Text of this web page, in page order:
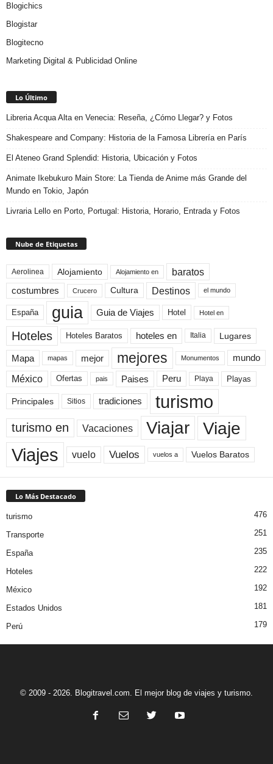
Blogichics
Blogistar
Blogitecno
Marketing Digital & Publicidad Online
Lo Último
Libreria Acqua Alta en Venecia: Reseña, ¿Cómo Llegar? y Fotos
Shakespeare and Company: Historia de la Famosa Librería en París
El Ateneo Grand Splendid: Historia, Ubicación y Fotos
Animate Ikebukuro Main Store: La Tienda de Anime más Grande del
Mundo en Tokio, Japón
Livraria Lello en Porto, Portugal: Historia, Horario, Entrada y Fotos
Nube de Etiquetas
Aerolinea Alojamiento Alojamiento en baratos
costumbres Crucero Cultura Destinos el mundo
España guia Guia de Viajes Hotel Hotel en
Hoteles Hoteles Baratos hoteles en Italia Lugares
Mapa mapas mejor mejores Monumentos mundo
México Ofertas pais Paises Peru Playa Playas
Principales Sitios tradiciones turismo
turismo en Vacaciones Viajar Viaje
Viajes vuelo Vuelos vuelos a Vuelos Baratos
Lo Más Destacado
turismo 476
Transporte 251
España 235
Hoteles 222
México 192
Estados Unidos 181
Perú 179
© 2009 - 2026. Blogitravel.com. El mejor blog de viajes y turismo.